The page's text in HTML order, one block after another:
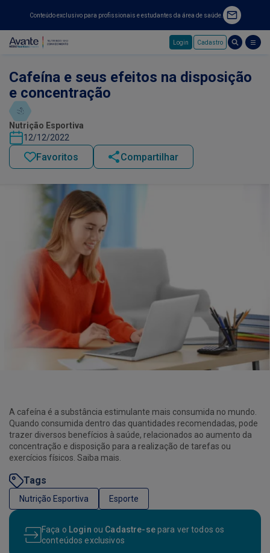
Conteúdo exclusivo para profissionais e estudantes da área de saúde.
Login Cadastro
Cafeína e seus efeitos na disposição
e concentração
Nutrição Esportiva
12/12/2022
Favoritos Compartilhar
A cafeína é a substância estimulante mais consumida no mundo.
Quando consumida dentro das quantidades recomendadas, pode
trazer diversos benefícios à saúde, relacionados ao aumento da
concentração e disposição para a realização de tarefas ou
exercícios físicos. Saiba mais.
Tags
Nutrição Esportiva Esporte
Faça o Login ou Cadastre-separa ver todos os
conteúdos exclusivos